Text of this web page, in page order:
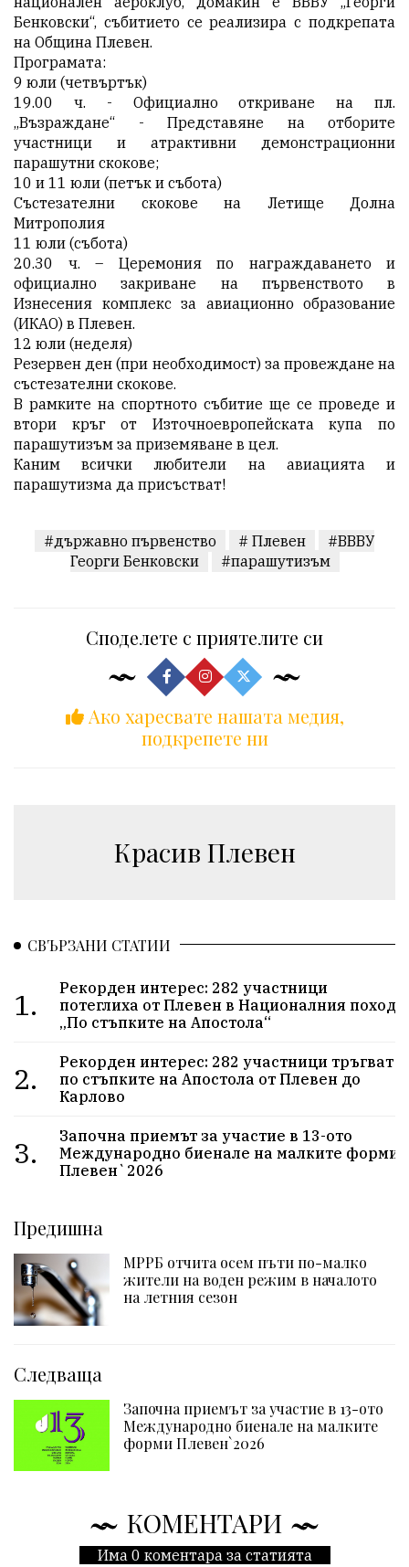
Бенковски“, събитието се реализира с подкрепата
на Община Плевен.
Програмата:
9 юли (четвъртък)
19.00 ч. - Официално откриване на пл.
„Възраждане“ - Представяне на отборите
участници и атрактивни демонстрационни
парашутни скокове;
10 и 11 юли (петък и събота)
Състезателни скокове на Летище Долна
Митрополия
11 юли (събота)
20.30 ч. – Церемония по награждаването и
официално закриване на първенството в
Изнесения комплекс за авиационно образование
(ИКАО) в Плевен.
12 юли (неделя)
Резервен ден (при необходимост) за провеждане на
състезателни скокове.
В рамките на спортното събитие ще се проведе и
втори кръг от Източноевропейската купа по
парашутизъм за приземяване в цел.
Каним всички любители на авиацията и
парашутизма да присъстват!
#държавно първенство # Плевен
#ВВВУ
Георги Бенковски
#парашутизъм
Споделете с приятелите си
Ако харесвате нашата медия,
подкрепете ни
Красив Плевен
СВЪРЗАНИ СТАТИИ
1.
Рекорден интерес: 282 участници
потеглиха от Плевен в Националния поход
„По стъпките на Апостола“
2.
Рекорден интерес: 282 участници тръгват
по стъпките на Апостола от Плевен до
Карлово
3.
Започна приемът за участие в 13-ото
Международно биенале на малките форми
Плевен`2026
Предишна
МРРБ отчита осем пъти по-малко
жители на воден режим в началото
на летния сезон
Следваща
Започна приемът за участие в 13-ото
Международно биенале на малките
форми Плевен`2026
КОМЕНТАРИ
Има 0 коментара за статията